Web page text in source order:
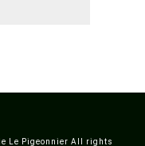
Le Pigeonnier All rights